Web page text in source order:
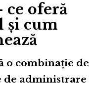
ce oferă
și cum
o combinație de
de administrare